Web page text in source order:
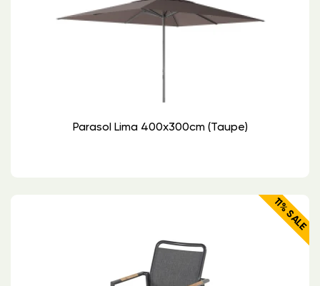
Parasol Lima 400x300cm (Taupe)
11% SALE